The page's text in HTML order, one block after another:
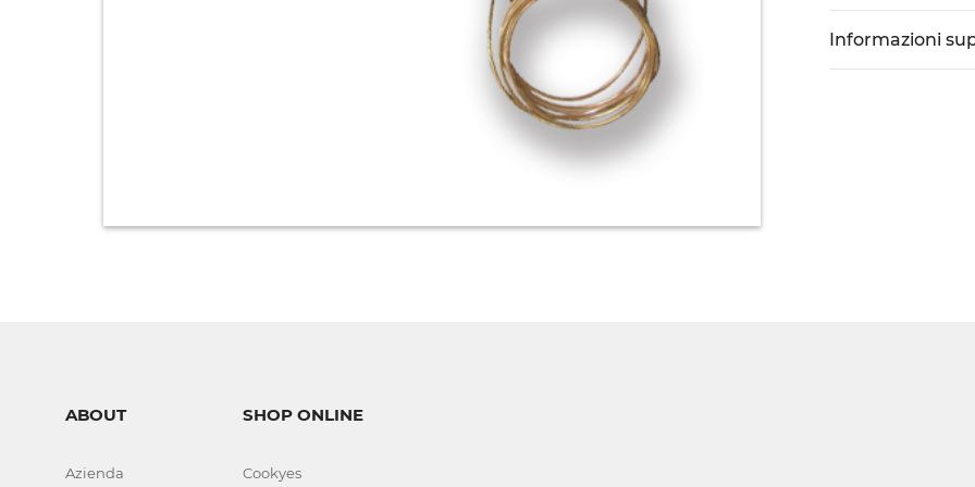
Informazioni
ABOUT
Azienda
SHOP ONLINE
Cookyes